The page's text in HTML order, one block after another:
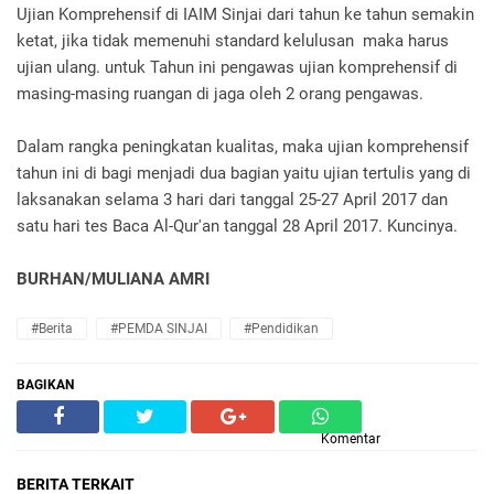
Ujian Komprehensif di IAIM Sinjai dari tahun ke tahun semakin
ketat, jika tidak memenuhi standard kelulusan maka harus
ujian ulang. untuk Tahun ini pengawas ujian komprehensif di
masing-masing ruangan di jaga oleh 2 orang pengawas.
Dalam rangka peningkatan kualitas, maka ujian komprehensif
tahun ini di bagi menjadi dua bagian yaitu ujian tertulis yang di
laksanakan selama 3 hari dari tanggal 25-27 April 2017 dan
satu hari tes Baca Al-Qur'an tanggal 28 April 2017. Kuncinya.
BURHAN/MULIANA AMRI
#Berita #PEMDA SINJAI #Pendidikan
BAGIKAN
Komentar
BERITA TERKAIT